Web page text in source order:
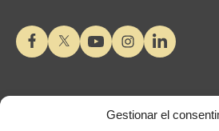
Gestionar el